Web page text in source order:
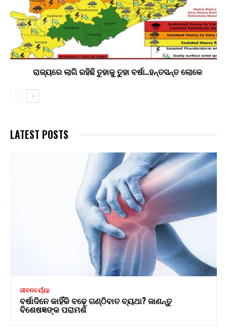
ରାଜ୍ୟରେ ଲାଗି ରହିଛି ତୁହାକୁ ତୁହା ବର୍ଷା..ହନ୍ତସନ୍ତ ଲୋକେ
LATEST POSTS
ଜୀବନଚର୍ଯ୍ୟା
ବର୍ଷାଦିନେ କାହିଁକି ବଢ଼େ ଗଣ୍ଠିବାତ ବ୍ୟଥା? ଜାଣନ୍ତୁ
ବିଶେଷଜ୍ଞଙ୍କ ପରାମର୍ଶ